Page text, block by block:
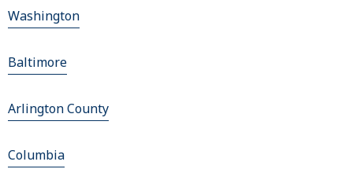
Washington
Baltimore
Arlington County
Columbia